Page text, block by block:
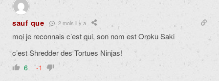
sauf que 2 mois il y a
moi je reconnais c’est qui, son nom est Oroku Saki
c’est Shredder des Tortues Ninjas!
6 -1